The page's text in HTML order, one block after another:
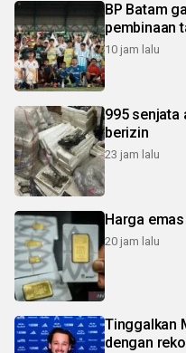
BP Batam
pembinaan
10 jam lalu
995 senjata
berizin
23 jam lalu
Harga
20 jam lalu
Tinggalkan
dengan